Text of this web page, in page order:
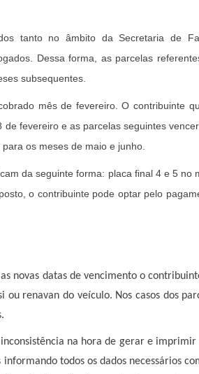
tanto no âmbito da Secretaria de
Dessa forma, as parcelas
subsequentes.
mês de fevereiro. O contribuinte
fevereiro e as parcelas seguintes
os meses de maio e junho.
da seguinte forma: placa final 4 e 5 no
o contribuinte pode optar pelo
novas datas de vencimento o
renavan do veículo. Nos casos dos
na hora de gerar e imprimir
todos os dados necessários